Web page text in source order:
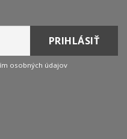
osobných údajov